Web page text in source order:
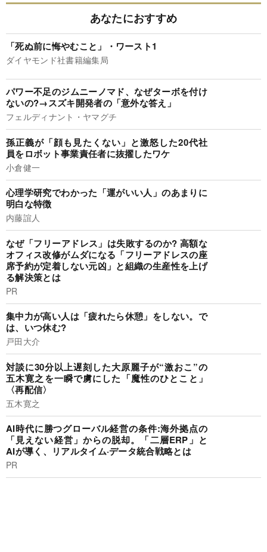
あなたにおすすめ
「死ぬ前に悔やむこと」・ワースト1
ダイヤモンド社書籍編集局
パワー不足のジムニーノマド、なぜターボを付け
ないの?→スズキ開発者の「意外な答え」
フェルディナント・ヤマグチ
孫正義が「顔も見たくない」と激怒した20代社
員をロボット事業責任者に抜擢したワケ
小倉健一
心理学研究でわかった「運がいい人」のあまりに
明白な特徴
内藤誼人
なぜ「フリーアドレス」は失敗するのか? 高額な
オフィス改修がムダになる「フリーアドレスの座
席予約が定着しない元凶」と組織の生産性を上げ
る解決策とは
PR
集中力が高い人は「疲れたら休憩」をしない。で
は、いつ休む?
戸田大介
対談に30分以上遅刻した大原麗子が“激おこ”の
五木寛之を一瞬で虜にした「魔性のひとこと」
〈再配信〉
五木寛之
AI時代に勝つグローバル経営の条件:海外拠点の
「見えない経営」からの脱却。「二層ERP」と
AIが導く、リアルタイム·データ統合戦略とは
PR